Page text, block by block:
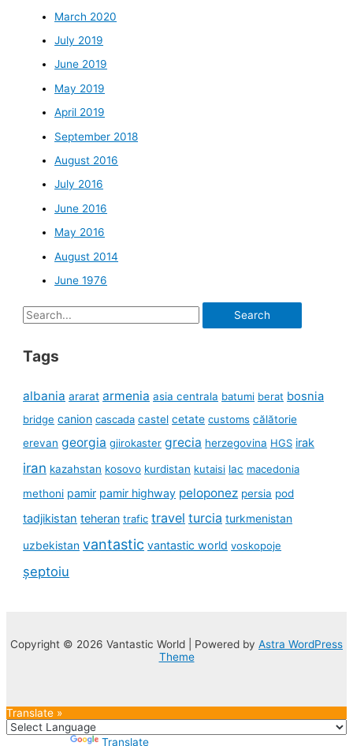
March 2020
July 2019
June 2019
May 2019
April 2019
September 2018
August 2016
July 2016
June 2016
May 2016
August 2014
June 1976
Search
Tags
albania ararat armenia asia centrala batumi berat bosnia
bridge canion cascada castel cetate customs călătorie
erevan georgia gjirokaster grecia herzegovina HGS irak
iran kazahstan kosovo kurdistan kutaisi lac macedonia
methoni pamir pamir highway peloponez persia pod
tadjikistan teheran trafic travel turcia turkmenistan
uzbekistan vantastic vantastic world voskopoje
șeptoiu
Copyright © 2026 Vantastic World | Powered by Astra WordPress
Theme
Translate »
Translate